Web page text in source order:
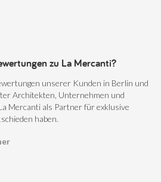
zu La Mercanti?
unserer Kunden in Berlin und
Architekten, Unternehmen und
Mercanti als Partner für exklusive
haben.